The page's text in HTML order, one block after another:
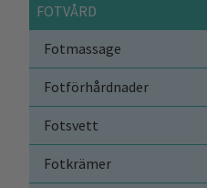
FOTVÅRD
Fotmassage
Fotförhårdnader
Fotsvett
Fotkrämer